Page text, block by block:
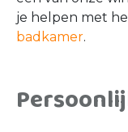
je helpen met
badkamer.